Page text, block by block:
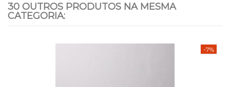
30 OUTROS PRODUTOS NA MESMA
CATEGORIA:
-7%